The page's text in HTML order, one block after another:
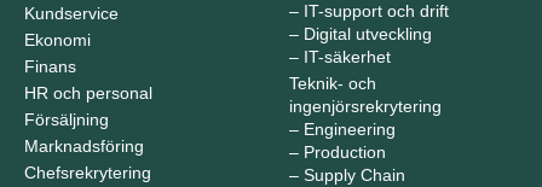
Kundservice
Ekonomi
Finans
HR och personal
Försäljning
Marknadsföring
Chefsrekrytering
– IT-support och drift
– Digital utveckling
– IT-säkerhet
Teknik- och
ingenjörsrekrytering
– Engineering
– Production
– Supply Chain